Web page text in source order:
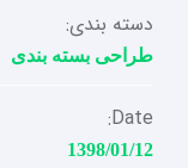
دسته بندی:
طراحی بسته بندی
Date:
1398/01/12